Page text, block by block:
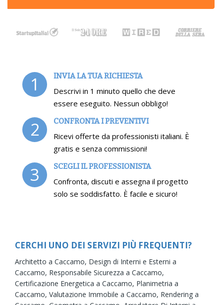
1 INVIA LA TUA RICHIESTA
Descrivi in 1 minuto quello che deve
essere eseguito. Nessun obbligo!
2 CONFRONTA I PREVENTIVI
Ricevi offerte da professionisti italiani. È
gratis e senza commissioni!
3 SCEGLI IL PROFESSIONISTA
Confronta, discuti e assegna il progetto
solo se soddisfatto. È facile e sicuro!
CERCHI UNO DEI SERVIZI PIÙ FREQUENTI?
Architetto a Caccamo, Design di Interni e Esterni a
Caccamo, Responsabile Sicurezza a Caccamo,
Certificazione Energetica a Caccamo, Planimetria a
Caccamo, Valutazione Immobile a Caccamo, Rendering a